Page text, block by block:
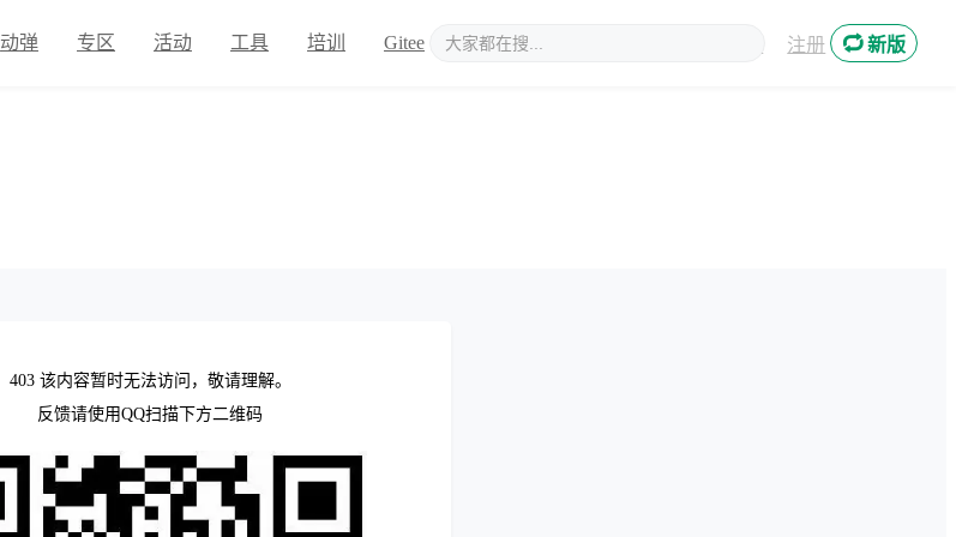
动弹 专区 活动 工具 培训 Gitee 新媒体 注册 新版
403 该内容暂时无法访问，敬请理解。
反馈请使用QQ扫描下方二维码